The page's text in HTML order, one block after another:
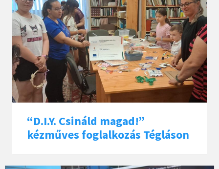
“D.I.Y. Csináld magad!”
kézműves foglalkozás Tégláson